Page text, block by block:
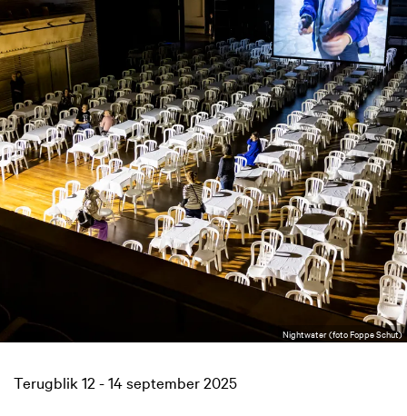
Nightwater (foto Foppe Schut)
Terugblik 12 - 14 september 2025